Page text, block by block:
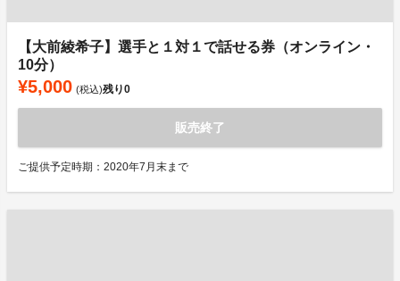
【大前綾希子】選手と１対１で話せる券（オンライン・
10分）
¥5,000 (税込)残り0
販売終了
ご提供予定時期：2020年7月末まで